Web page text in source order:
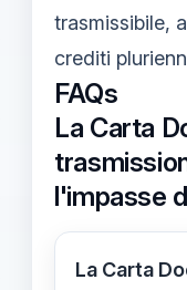
trasmissibile,
crediti
FAQs
La Carta
l'impasse
La Carta